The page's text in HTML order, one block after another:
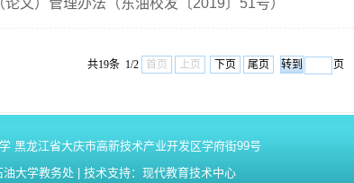
文）管理办法（东油校发〔2019〕51号）
共19条 1/2 首页 上页 下页 尾页 页
黑龙江省大庆市高新技术产业开发区学府街99号
大学教务处 | 技术支持：现代教育技术中心